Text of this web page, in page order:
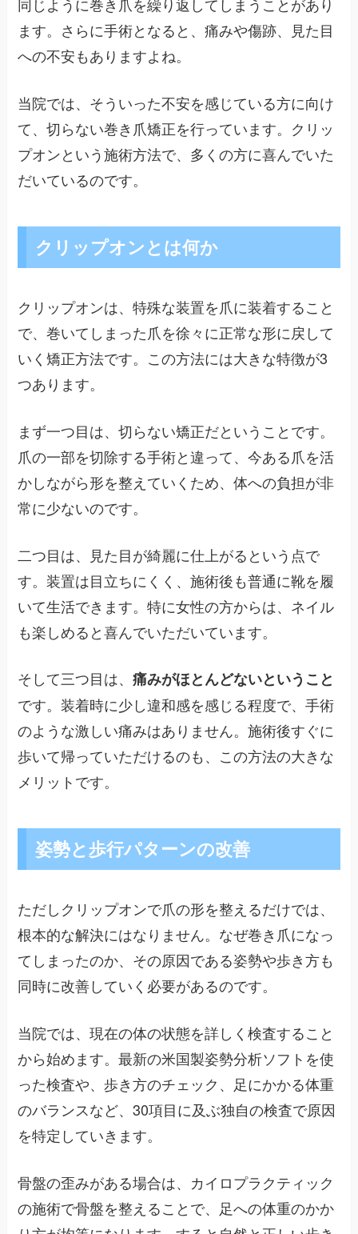
ます。さらに手術となると、痛みや傷跡、見た目
への不安もありますよね。
当院では、そういった不安を感じている方に向け
て、切らない巻き爪矯正を行っています。クリッ
プオンという施術方法で、多くの方に喜んでいた
だいているのです。
クリップオンとは何か
クリップオンは、特殊な装置を爪に装着すること
で、巻いてしまった爪を徐々に正常な形に戻して
いく矯正方法です。この方法には大きな特徴が3
つあります。
まず一つ目は、切らない矯正だということです。
爪の一部を切除する手術と違って、今ある爪を活
かしながら形を整えていくため、体への負担が非
常に少ないのです。
二つ目は、見た目が綺麗に仕上がるという点で
す。装置は目立ちにくく、施術後も普通に靴を履
いて生活できます。特に女性の方からは、ネイル
も楽しめると喜んでいただいています。
そして三つ目は、痛みがほとんどないということ
です。装着時に少し違和感を感じる程度で、手術
のような激しい痛みはありません。施術後すぐに
歩いて帰っていただけるのも、この方法の大きな
メリットです。
姿勢と歩行パターンの改善
ただしクリップオンで爪の形を整えるだけでは、
根本的な解決にはなりません。なぜ巻き爪になっ
てしまったのか、その原因である姿勢や歩き方も
同時に改善していく必要があるのです。
当院では、現在の体の状態を詳しく検査すること
から始めます。最新の米国製姿勢分析ソフトを使
った検査や、歩き方のチェック、足にかかる体重
のバランスなど、30項目に及ぶ独自の検査で原因
を特定していきます。
骨盤の歪みがある場合は、カイロプラクティック
の施術で骨盤を整えることで、足への体重のかか